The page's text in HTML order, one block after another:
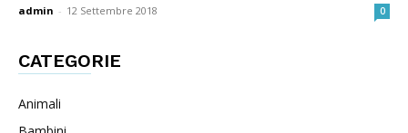
admin - 12 Settembre 2018 0
CATEGORIE
Animali